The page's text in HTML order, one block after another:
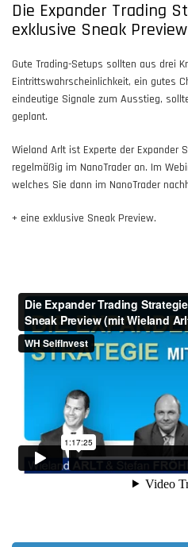
Die Expander Trading
exklusive Sneak
Gute Trading-Setups sollten aus drei
Eintrittswahrscheinlichkeit, ein gutes
eindeutige Signale zum Ausstieg,
geplant.
Wieland Arlt ist Experte der Expander
regelmäßig im NanoTrader an. Im
welches Sie dann im NanoTrader
+ eine exklusive Sneak Preview.